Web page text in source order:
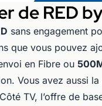
de RED
sans engagement
que vous pouvez
en Fibre ou
Vous avez aussi la
TV, l’offre de